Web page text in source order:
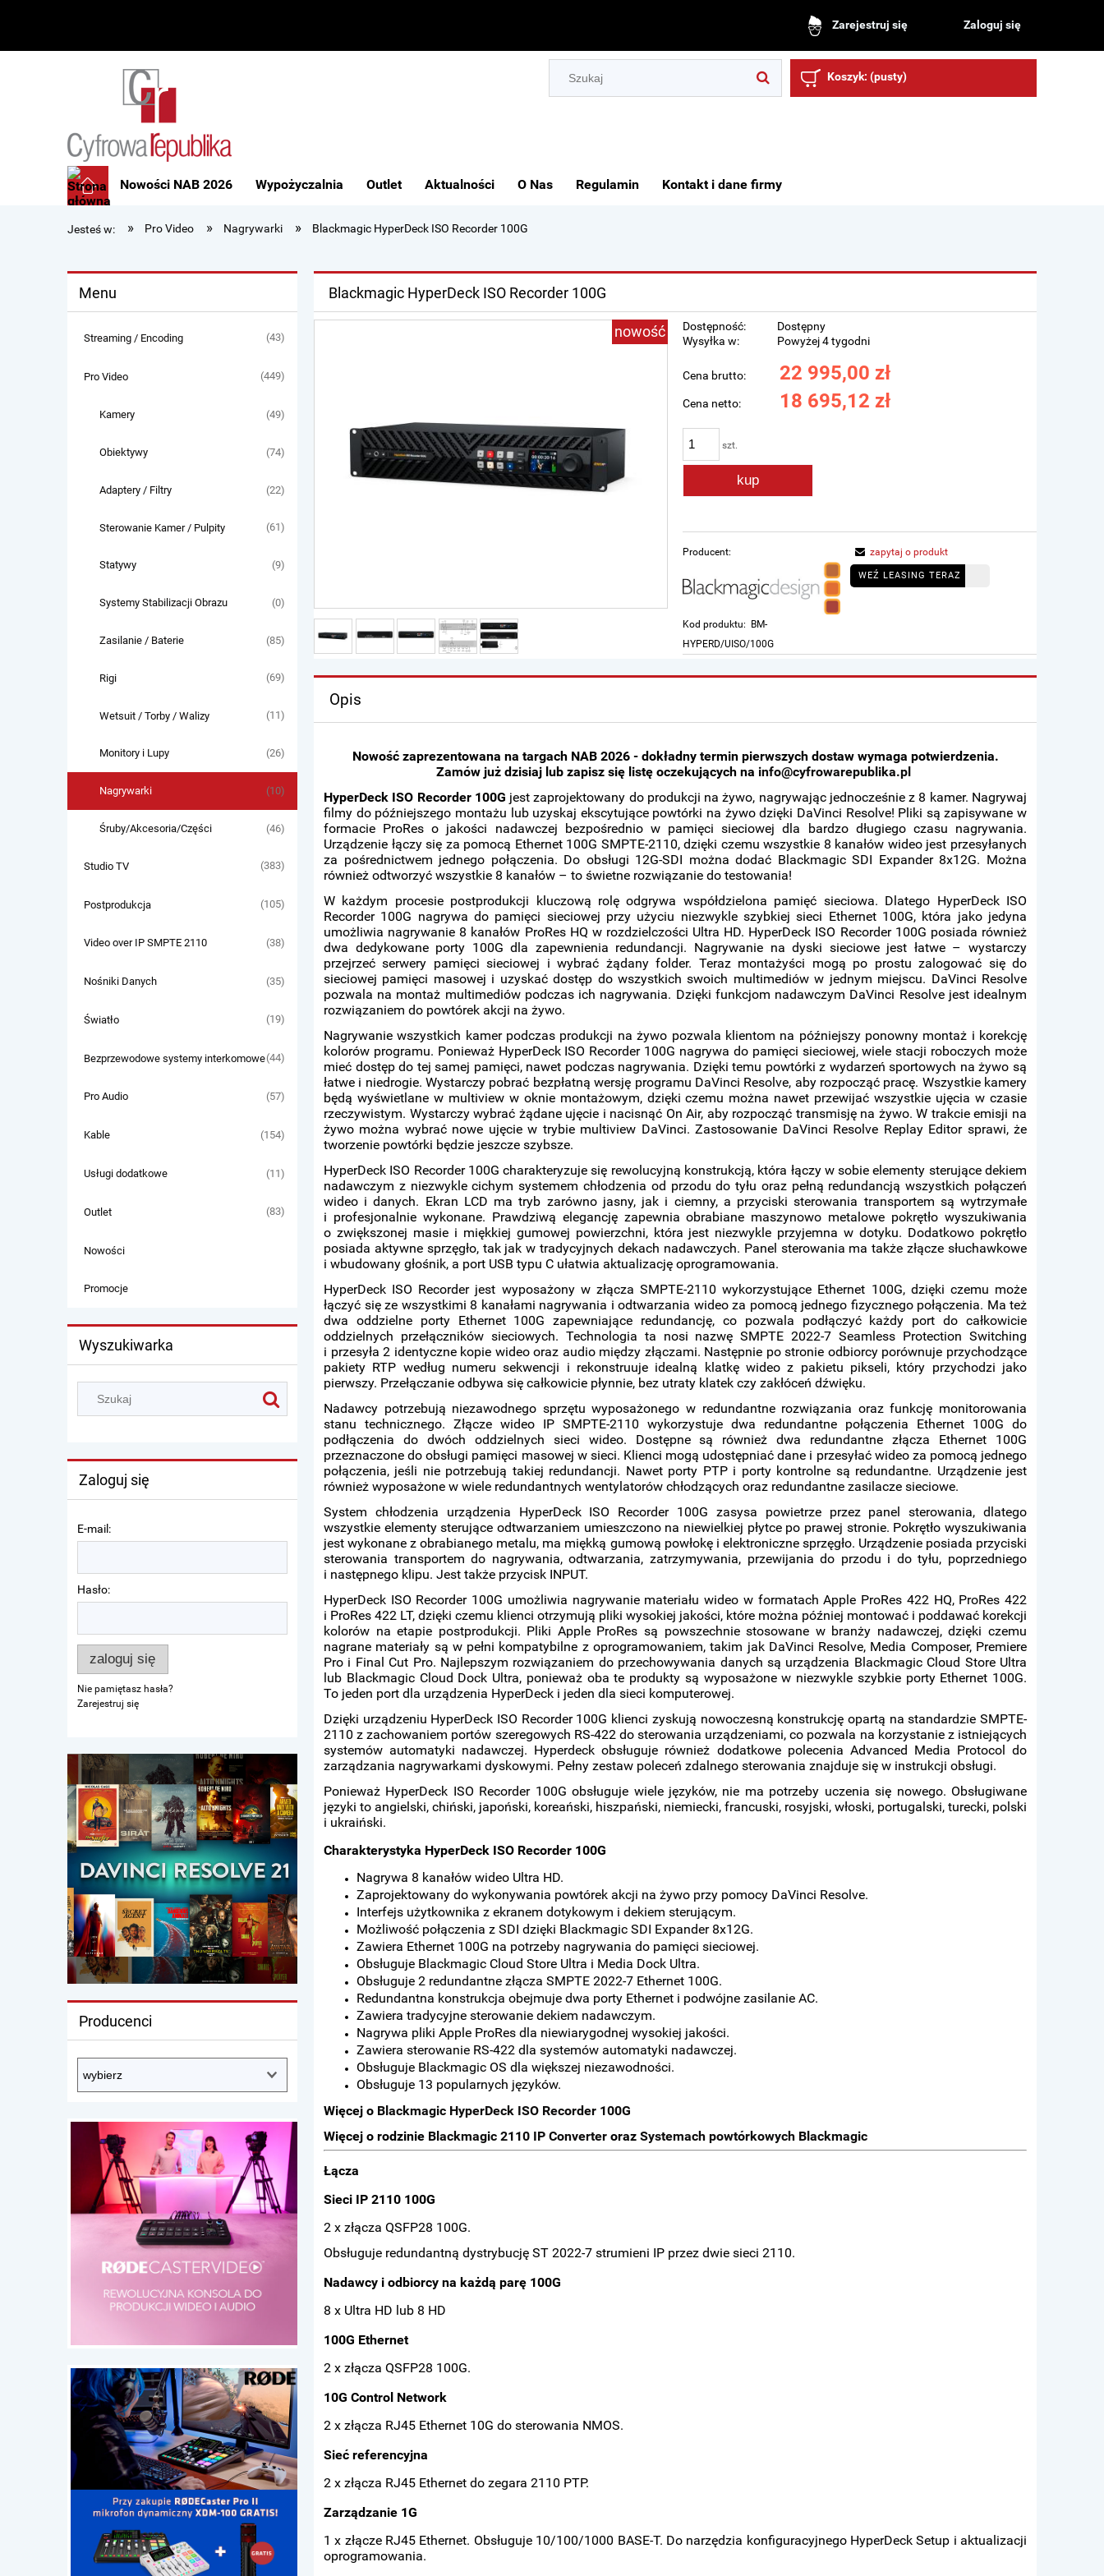
Zarejestruj się Zaloguj się
Koszyk: (pusty)
Nowości NAB 2026 Wypożyczalnia Outlet Aktualności O Nas Regulamin Kontakt i dane firmy
Jesteś w: » Pro Video » Nagrywarki » Blackmagic HyperDeck ISO Recorder 100G
Menu
Streaming / Encoding (43)
Pro Video (449)
Kamery (49)
Obiektywy (74)
Adaptery / Filtry (22)
Sterowanie Kamer / Pulpity (61)
Statywy (9)
Systemy Stabilizacji Obrazu (0)
Zasilanie / Baterie (85)
Rigi (69)
Wetsuit / Torby / Walizy (11)
Monitory i Lupy (26)
Nagrywarki (10)
Śruby/Akcesoria/Części (46)
Studio TV (383)
Postprodukcja (105)
Video over IP SMPTE 2110 (38)
Nośniki Danych (35)
Światło (19)
Bezprzewodowe systemy interkomowe(44)
Pro Audio (57)
Kable (154)
Usługi dodatkowe (11)
Outlet (83)
Nowości
Promocje
Wyszukiwarka
Zaloguj się
E-mail:
Hasło:
zaloguj się
Nie pamiętasz hasła?
Zarejestruj się
Producenci
Blackmagic HyperDeck ISO Recorder 100G
nowość Dostępność:
Dostępny
Wysyłka w:
Powyżej 4 tygodni
Cena brutto: 22 995,00 zł
Cena netto: 18 695,12 zł
szt.
kup
Producent:
Kod produktu: BM-
HYPERD/UISO/100G
zapytaj o produkt
WEŹ LEASING TERAZ
Opis
Nowość zaprezentowana na targach NAB 2026 - dokładny termin pierwszych dostaw wymaga potwierdzenia.
Zamów już dzisiaj lub zapisz się listę oczekujących na info@cyfrowarepublika.pl
HyperDeck ISO Recorder 100G jest zaprojektowany do produkcji na żywo, nagrywając jednocześnie z 8 kamer. Nagrywaj
filmy do późniejszego montażu lub uzyskaj ekscytujące powtórki na żywo dzięki DaVinci Resolve! Pliki są zapisywane w
formacie ProRes o jakości nadawczej bezpośrednio w pamięci sieciowej dla bardzo długiego czasu nagrywania.
Urządzenie łączy się za pomocą Ethernet 100G SMPTE-2110, dzięki czemu wszystkie 8 kanałów wideo jest przesyłanych
za pośrednictwem jednego połączenia. Do obsługi 12G-SDI można dodać Blackmagic SDI Expander 8x12G. Można
również odtworzyć wszystkie 8 kanałów – to świetne rozwiązanie do testowania!
W każdym procesie postprodukcji kluczową rolę odgrywa współdzielona pamięć sieciowa. Dlatego HyperDeck ISO
Recorder 100G nagrywa do pamięci sieciowej przy użyciu niezwykle szybkiej sieci Ethernet 100G, która jako jedyna
umożliwia nagrywanie 8 kanałów ProRes HQ w rozdzielczości Ultra HD. HyperDeck ISO Recorder 100G posiada również
dwa dedykowane porty 100G dla zapewnienia redundancji. Nagrywanie na dyski sieciowe jest łatwe – wystarczy
przejrzeć serwery pamięci sieciowej i wybrać żądany folder. Teraz montażyści mogą po prostu zalogować się do
sieciowej pamięci masowej i uzyskać dostęp do wszystkich swoich multimediów w jednym miejscu. DaVinci Resolve
pozwala na montaż multimediów podczas ich nagrywania. Dzięki funkcjom nadawczym DaVinci Resolve jest idealnym
rozwiązaniem do powtórek akcji na żywo.
Nagrywanie wszystkich kamer podczas produkcji na żywo pozwala klientom na późniejszy ponowny montaż i korekcję
kolorów programu. Ponieważ HyperDeck ISO Recorder 100G nagrywa do pamięci sieciowej, wiele stacji roboczych może
mieć dostęp do tej samej pamięci, nawet podczas nagrywania. Dzięki temu powtórki z wydarzeń sportowych na żywo są
łatwe i niedrogie. Wystarczy pobrać bezpłatną wersję programu DaVinci Resolve, aby rozpocząć pracę. Wszystkie kamery
będą wyświetlane w multiview w oknie montażowym, dzięki czemu można nawet przewijać wszystkie ujęcia w czasie
rzeczywistym. Wystarczy wybrać żądane ujęcie i nacisnąć On Air, aby rozpocząć transmisję na żywo. W trakcie emisji na
żywo można wybrać nowe ujęcie w trybie multiview DaVinci. Zastosowanie DaVinci Resolve Replay Editor sprawi, że
tworzenie powtórki będzie jeszcze szybsze.
HyperDeck ISO Recorder 100G charakteryzuje się rewolucyjną konstrukcją, która łączy w sobie elementy sterujące dekiem
nadawczym z niezwykle cichym systemem chłodzenia od przodu do tyłu oraz pełną redundancją wszystkich połączeń
wideo i danych. Ekran LCD ma tryb zarówno jasny, jak i ciemny, a przyciski sterowania transportem są wytrzymałe
i profesjonalnie wykonane. Prawdziwą elegancję zapewnia obrabiane maszynowo metalowe pokrętło wyszukiwania
o zwiększonej masie i miękkiej gumowej powierzchni, która jest niezwykle przyjemna w dotyku. Dodatkowo pokrętło
posiada aktywne sprzęgło, tak jak w tradycyjnych dekach nadawczych. Panel sterowania ma także złącze słuchawkowe
i wbudowany głośnik, a port USB typu C ułatwia aktualizację oprogramowania.
HyperDeck ISO Recorder jest wyposażony w złącza SMPTE-2110 wykorzystujące Ethernet 100G, dzięki czemu może
łączyć się ze wszystkimi 8 kanałami nagrywania i odtwarzania wideo za pomocą jednego fizycznego połączenia. Ma też
dwa oddzielne porty Ethernet 100G zapewniające redundancję, co pozwala podłączyć każdy port do całkowicie
oddzielnych przełączników sieciowych. Technologia ta nosi nazwę SMPTE 2022-7 Seamless Protection Switching
i przesyła 2 identyczne kopie wideo oraz audio między złączami. Następnie po stronie odbiorcy porównuje przychodzące
pakiety RTP według numeru sekwencji i rekonstruuje idealną klatkę wideo z pakietu pikseli, który przychodzi jako
pierwszy. Przełączanie odbywa się całkowicie płynnie, bez utraty klatek czy zakłóceń dźwięku.
Nadawcy potrzebują niezawodnego sprzętu wyposażonego w redundantne rozwiązania oraz funkcję monitorowania
stanu technicznego. Złącze wideo IP SMPTE-2110 wykorzystuje dwa redundantne połączenia Ethernet 100G do
podłączenia do dwóch oddzielnych sieci wideo. Dostępne są również dwa redundantne złącza Ethernet 100G
przeznaczone do obsługi pamięci masowej w sieci. Klienci mogą udostępniać dane i przesyłać wideo za pomocą jednego
połączenia, jeśli nie potrzebują takiej redundancji. Nawet porty PTP i porty kontrolne są redundantne. Urządzenie jest
również wyposażone w wiele redundantnych wentylatorów chłodzących oraz redundantne zasilacze sieciowe.
System chłodzenia urządzenia HyperDeck ISO Recorder 100G zasysa powietrze przez panel sterowania, dlatego
wszystkie elementy sterujące odtwarzaniem umieszczono na niewielkiej płytce po prawej stronie. Pokrętło wyszukiwania
jest wykonane z obrabianego metalu, ma miękką gumową powłokę i elektroniczne sprzęgło. Urządzenie posiada przyciski
sterowania transportem do nagrywania, odtwarzania, zatrzymywania, przewijania do przodu i do tyłu, poprzedniego
i następnego klipu. Jest także przycisk INPUT.
HyperDeck ISO Recorder 100G umożliwia nagrywanie materiału wideo w formatach Apple ProRes 422 HQ, ProRes 422
i ProRes 422 LT, dzięki czemu klienci otrzymują pliki wysokiej jakości, które można później montować i poddawać korekcji
kolorów na etapie postprodukcji. Pliki Apple ProRes są powszechnie stosowane w branży nadawczej, dzięki czemu
nagrane materiały są w pełni kompatybilne z oprogramowaniem, takim jak DaVinci Resolve, Media Composer, Premiere
Pro i Final Cut Pro. Najlepszym rozwiązaniem do przechowywania danych są urządzenia Blackmagic Cloud Store Ultra
lub Blackmagic Cloud Dock Ultra, ponieważ oba te produkty są wyposażone w niezwykle szybkie porty Ethernet 100G.
To jeden port dla urządzenia HyperDeck i jeden dla sieci komputerowej.
Dzięki urządzeniu HyperDeck ISO Recorder 100G klienci zyskują nowoczesną konstrukcję opartą na standardzie SMPTE-
2110 z zachowaniem portów szeregowych RS-422 do sterowania urządzeniami, co pozwala na korzystanie z istniejących
systemów automatyki nadawczej. Hyperdeck obsługuje również dodatkowe polecenia Advanced Media Protocol do
zarządzania nagrywarkami dyskowymi. Pełny zestaw poleceń zdalnego sterowania znajduje się w instrukcji obsługi.
Ponieważ HyperDeck ISO Recorder 100G obsługuje wiele języków, nie ma potrzeby uczenia się nowego. Obsługiwane
języki to angielski, chiński, japoński, koreański, hiszpański, niemiecki, francuski, rosyjski, włoski, portugalski, turecki, polski
i ukraiński.
Charakterystyka HyperDeck ISO Recorder 100G
Nagrywa 8 kanałów wideo Ultra HD.
Zaprojektowany do wykonywania powtórek akcji na żywo przy pomocy DaVinci Resolve.
Interfejs użytkownika z ekranem dotykowym i dekiem sterującym.
Możliwość połączenia z SDI dzięki Blackmagic SDI Expander 8x12G.
Zawiera Ethernet 100G na potrzeby nagrywania do pamięci sieciowej.
Obsługuje Blackmagic Cloud Store Ultra i Media Dock Ultra.
Obsługuje 2 redundantne złącza SMPTE 2022-7 Ethernet 100G.
Redundantna konstrukcja obejmuje dwa porty Ethernet i podwójne zasilanie AC.
Zawiera tradycyjne sterowanie dekiem nadawczym.
Nagrywa pliki Apple ProRes dla niewiarygodnej wysokiej jakości.
Zawiera sterowanie RS-422 dla systemów automatyki nadawczej.
Obsługuje Blackmagic OS dla większej niezawodności.
Obsługuje 13 popularnych języków.
Więcej o Blackmagic HyperDeck ISO Recorder 100G
Więcej o rodzinie Blackmagic 2110 IP Converter oraz Systemach powtórkowych Blackmagic
Łącza
Sieci IP 2110 100G
2 x złącza QSFP28 100G.
Obsługuje redundantną dystrybucję ST 2022-7 strumieni IP przez dwie sieci 2110.
Nadawcy i odbiorcy na każdą parę 100G
8 x Ultra HD lub 8 HD
100G Ethernet
2 x złącza QSFP28 100G.
10G Control Network
2 x złącza RJ45 Ethernet 10G do sterowania NMOS.
Sieć referencyjna
2 x złącza RJ45 Ethernet do zegara 2110 PTP.
Zarządzanie 1G
1 x złącze RJ45 Ethernet. Obsługuje 10/100/1000 BASE-T. Do narzędzia konfiguracyjnego HyperDeck Setup i aktualizacji
oprogramowania.